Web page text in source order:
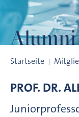
Startseite
PROF. DR.